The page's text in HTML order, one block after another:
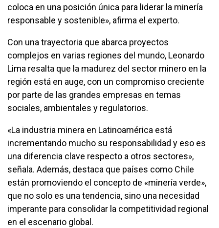
coloca en una posición única para liderar la minería
responsable y sostenible», afirma el experto.
Con una trayectoria que abarca proyectos
complejos en varias regiones del mundo, Leonardo
Lima resalta que la madurez del sector minero en la
región está en auge, con un compromiso creciente
por parte de las grandes empresas en temas
sociales, ambientales y regulatorios.
«La industria minera en Latinoamérica está
incrementando mucho su responsabilidad y eso es
una diferencia clave respecto a otros sectores»,
señala. Además, destaca que países como Chile
están promoviendo el concepto de «minería verde»,
que no solo es una tendencia, sino una necesidad
imperante para consolidar la competitividad regional
en el escenario global.